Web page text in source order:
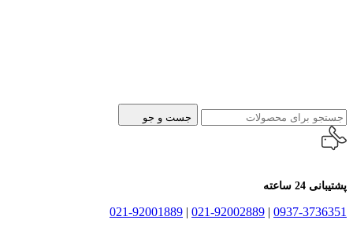
جست و جو
پشتیبانی 24 ساعته
0937-3736351
|
021-92002889
|
021-92001889